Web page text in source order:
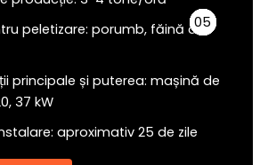
01
02
03
04
peletizare: porumb, făină de
principale și puterea: mașină de
37 kW
aproximativ 25 de zile
05